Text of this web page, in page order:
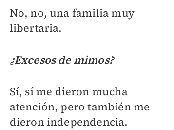
No, no, una familia muy
libertaria.
¿Excesos de mimos?
Sí, sí me dieron mucha
atención, pero también me
dieron independencia.